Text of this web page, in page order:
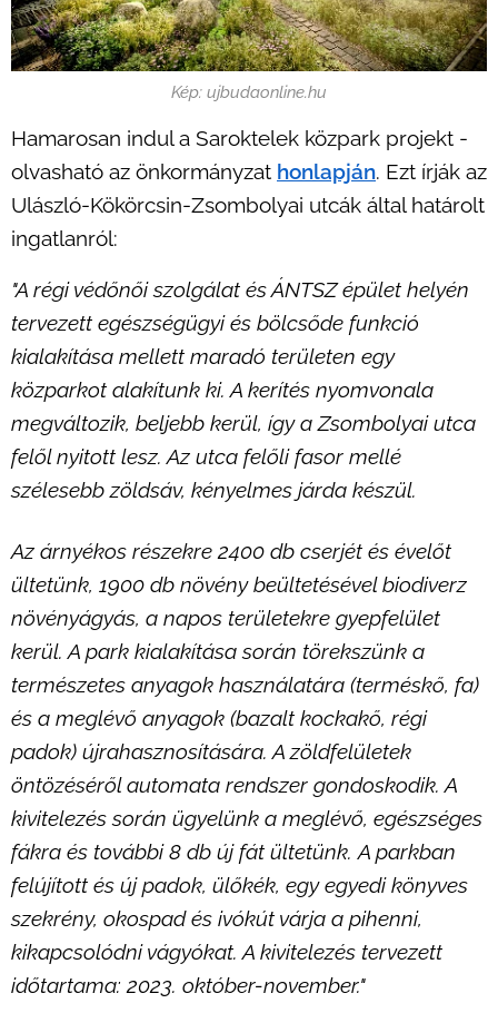
Kép: ujbudaonline.hu
Hamarosan indul a Saroktelek közpark projekt -
olvasható az önkormányzat honlapján. Ezt írják az
Ulászló-Kökörcsin-Zsombolyai utcák által határolt
ingatlanról:
"A régi védőnői szolgálat és ÁNTSZ épület helyén
tervezett egészségügyi és bölcsőde funkció
kialakítása mellett maradó területen egy
közparkot alakítunk ki. A kerítés nyomvonala
megváltozik, beljebb kerül, így a Zsombolyai utca
felől nyitott lesz. Az utca felőli fasor mellé
szélesebb zöldsáv, kényelmes járda készül.
Az árnyékos részekre 2400 db cserjét és évelőt
ültetünk, 1900 db növény beültetésével biodiverz
növényágyás, a napos területekre gyepfelület
kerül. A park kialakítása során törekszünk a
természetes anyagok használatára (terméskő, fa)
és a meglévő anyagok (bazalt kockakő, régi
padok) újrahasznosítására. A zöldfelületek
öntözéséről automata rendszer gondoskodik. A
kivitelezés során ügyelünk a meglévő, egészséges
fákra és további 8 db új fát ültetünk. A parkban
felújított és új padok, ülőkék, egy egyedi könyves
szekrény, okospad és ivókút várja a pihenni,
kikapcsolódni vágyókat. A kivitelezés tervezett
időtartama: 2023. október-november."